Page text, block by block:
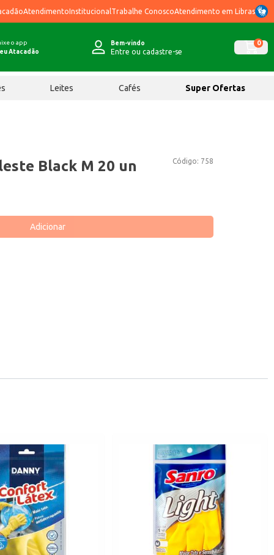
AtendimentoInstitucional Trabalhe ConoscoAtendimento em Libras
o app
Atacadão
Bem-vindo
Entre ou cadastre-se
0
Leites Cafés Super Ofertas
Código: 758
Black M 20 un
Adicionar